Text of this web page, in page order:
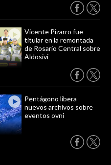
Vicente Pizarro fue
titular en la remontada
de Rosario Central sobre
Aldosivi
Pentágono libera
nuevos archivos sobre
eventos ovni